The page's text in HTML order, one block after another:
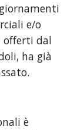
e/o
offerti dal
ha già
è